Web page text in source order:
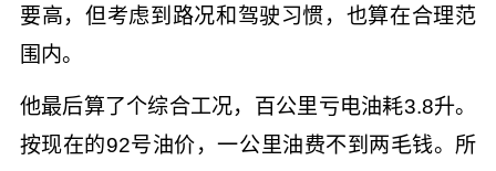
要高，但考虑到路况和驾驶习惯，也算在合理范
围内。
他最后算了个综合工况，百公里亏电油耗3.8升。
按现在的92号油价，一公里油费不到两毛钱。所